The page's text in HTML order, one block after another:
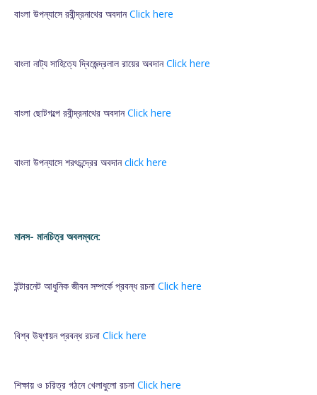
বাংলা উপন্যাসে রবীন্দ্রনাথের অবদানClick here
বাংলা নাট্য সাহিত্যে দ্বিজেন্দ্রলাল রায়ের অবদানClick here
বাংলা ছোটগল্পে রবীন্দ্রনাথের অবদানClick here
বাংলা উপন্যাসে শরৎচন্দ্রের অবদানclick here
মানস- মানচিত্র অবলম্বনে:
ইন্টারনেট আধুনিক জীবন সম্পর্কে প্রবন্ধ রচনা Click here
বিশ্ব উষ্ণায়ন প্রবন্ধ রচনা Click here
শিক্ষায় ও চরিত্র গঠনে খেলাধুলো রচনা Click here